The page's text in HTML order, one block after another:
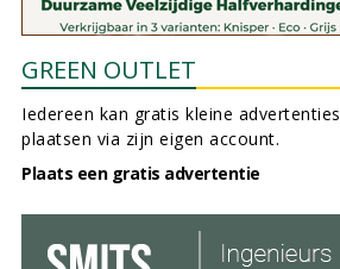
GREEN OUTLET
Iedereen kan gratis kleine advertenties
plaatsen via zijn eigen account.
Plaats een gratis advertentie